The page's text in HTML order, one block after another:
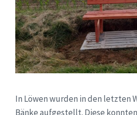
In Löwen wurden in den letzten
Bänke aufgestellt. Diese